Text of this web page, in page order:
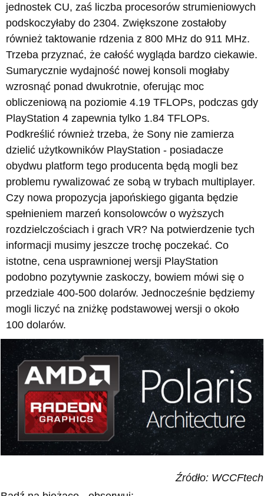
jednostek CU, zaś liczba procesorów strumieniowych
podskoczyłaby do 2304. Zwiększone zostałoby
również taktowanie rdzenia z 800 MHz do 911 MHz.
Trzeba przyznać, że całość wygląda bardzo ciekawie.
Sumarycznie wydajność nowej konsoli mogłaby
wzrosnąć ponad dwukrotnie, oferując moc
obliczeniową na poziomie 4.19 TFLOPs, podczas gdy
PlayStation 4 zapewnia tylko 1.84 TFLOPs.
Podkreślić również trzeba, że Sony nie zamierza
dzielić użytkowników PlayStation - posiadacze
obydwu platform tego producenta będą mogli bez
problemu rywalizować ze sobą w trybach multiplayer.
Czy nowa propozycja japońskiego giganta będzie
spełnieniem marzeń konsolowców o wyższych
rozdzielczościach i grach VR? Na potwierdzenie tych
informacji musimy jeszcze trochę poczekać. Co
istotne, cena usprawnionej wersji PlayStation
podobno pozytywnie zaskoczy, bowiem mówi się o
przedziale 400-500 dolarów. Jednocześnie będziemy
mogli liczyć na zniżkę podstawowej wersji o około
100 dolarów.
Źródło: WCCFtech